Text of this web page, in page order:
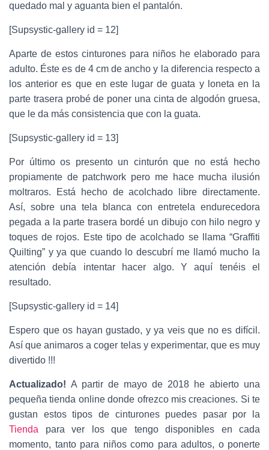
quedado mal y aguanta bien el pantalón.
[Supsystic-gallery id = 12]
Aparte de estos cinturones para niños he elaborado para
adulto. Éste es de 4 cm de ancho y la diferencia respecto a
los anterior es que en este lugar de guata y loneta en la
parte trasera probé de poner una cinta de algodón gruesa,
que le da más consistencia que con la guata.
[Supsystic-gallery id = 13]
Por último os presento un cinturón que no está hecho
propiamente de patchwork pero me hace mucha ilusión
moltraros. Está hecho de acolchado libre directamente.
Así, sobre una tela blanca con entretela endurecedora
pegada a la parte trasera bordé un dibujo con hilo negro y
toques de rojos. Este tipo de acolchado se llama “Graffiti
Quilting” y ya que cuando lo descubrí me llamó mucho la
atención debía intentar hacer algo. Y aquí tenéis el
resultado.
[Supsystic-gallery id = 14]
Espero que os hayan gustado, y ya veis que no es difícil.
Así que animaros a coger telas y experimentar, que es muy
divertido !!!
Actualizado! A partir de mayo de 2018 he abierto una
pequeña tienda online donde ofrezco mis creaciones. Si te
gustan estos tipos de cinturones puedes pasar por la
Tienda para ver los que tengo disponibles en cada
momento, tanto para niños como para adultos, o ponerte